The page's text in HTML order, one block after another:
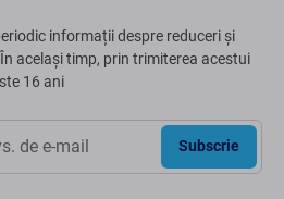
informații despre reduceri și
același timp, prin trimiterea acestui
16 ani
Subscrie